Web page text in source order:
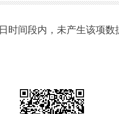
日时间段内，未产生该项数